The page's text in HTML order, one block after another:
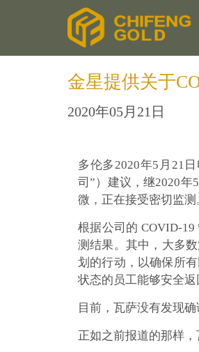
金星提供关于
2020年05月21日
多伦多2020年5月21
司”）建议，继2020年
微，正在接受密切监测
根据公司的 COVID-
测结果。其中，大多
划的行动，以确保所
状态的员工能够安全
目前，瓦萨没有发现
正如之前报道的那样